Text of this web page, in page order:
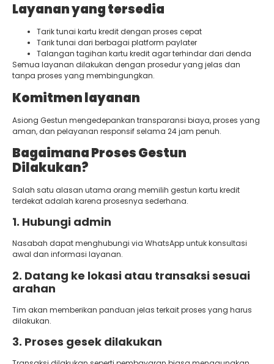
Layanan yang tersedia
Tarik tunai kartu kredit dengan proses cepat
Tarik tunai dari berbagai platform paylater
Talangan tagihan kartu kredit agar terhindar dari denda
Semua layanan dilakukan dengan prosedur yang jelas dan
tanpa proses yang membingungkan.
Komitmen layanan
Asiong Gestun mengedepankan transparansi biaya, proses yang
aman, dan pelayanan responsif selama 24 jam penuh.
Bagaimana Proses Gestun
Dilakukan?
Salah satu alasan utama orang memilih gestun kartu kredit
terdekat adalah karena prosesnya sederhana.
1. Hubungi admin
Nasabah dapat menghubungi via WhatsApp untuk konsultasi
awal dan informasi layanan.
2. Datang ke lokasi atau transaksi sesuai
arahan
Tim akan memberikan panduan jelas terkait proses yang harus
dilakukan.
3. Proses gesek dilakukan